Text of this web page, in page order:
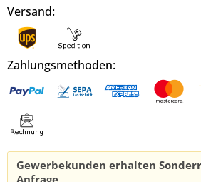
Versand:
Zahlungsmethoden:
Gewerbekunden erhalten
Anfrage